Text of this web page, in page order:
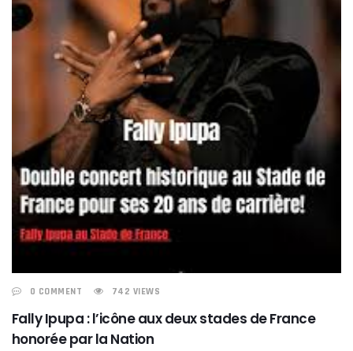
0 COMMENT 742 VIEWS
Fally Ipupa : l’icône aux deux stades de France
honorée par la Nation